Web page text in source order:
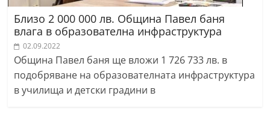
Близо 2 000 000 лв. Община Павел баня
влага в образователна инфраструктура
02.09.2022
Община Павел баня ще вложи 1 726 733 лв. в
подобряване на образователната инфраструктура
в училища и детски градини в